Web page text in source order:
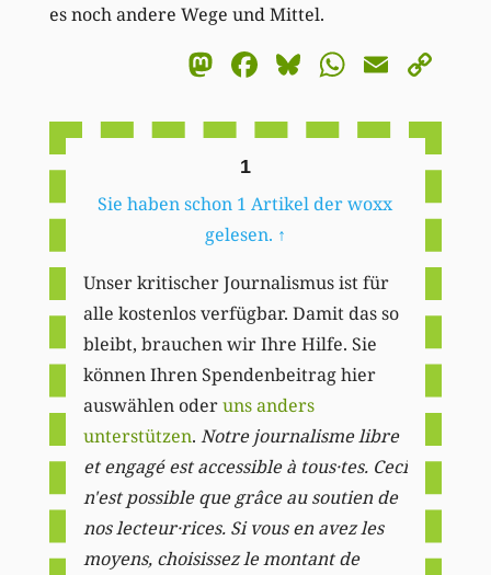
es noch andere Wege und Mittel.
Mastodon
Facebook
BlueskyEmail
1
Sie haben schon 1 Artikel der woxx
gelesen. ↑
Unser kritischer Journalismus ist für
alle kostenlos verfügbar. Damit das so
bleibt, brauchen wir Ihre Hilfe. Sie
können Ihren Spendenbeitrag hier
auswählen oderuns anders
unterstützen. Notre journalisme libre
et engagé est accessible à tous·tes. Ceci
n'est possible que grâce au soutien de
nos lecteur·rices. Si vous en avez les
moyens, choisissez le montant de